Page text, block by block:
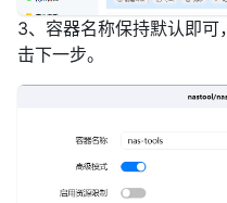
3、容器名称保持默认即
击下一步。